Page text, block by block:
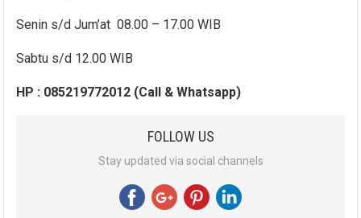
Senin s/d Jum’at 08.00 – 17.00 WIB
Sabtu s/d 12.00 WIB
HP : 085219772012 (Call & Whatsapp)
FOLLOW US
Stay updated via social channels